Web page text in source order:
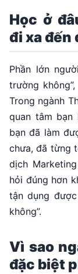
Học ở
đi xa đến
Phần lớn
trường
Trong ngành
quan tâm bạn
bạn đã làm
chưa, đã từng
dịch
hỏi đúng hơn
tận dụng
không”.
Vì sao
đặc biệt